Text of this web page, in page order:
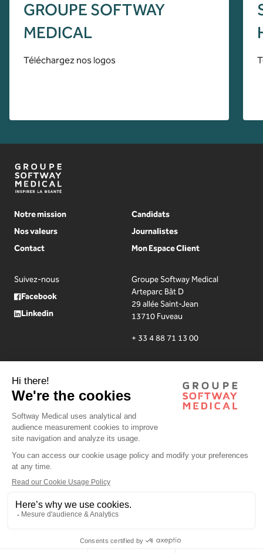
GROUPE SOFTWAY
MEDICAL
Téléchargez nos logos
Notre mission
Nos valeurs
Contact
Candidats
Journalistes
Mon Espace Client
Suivez-nous
Facebook
Linkedin
Groupe Softway Medical
Arteparc Bât D
29 allée Saint-Jean
13710 Fuveau
+ 33 4 88 71 13 00